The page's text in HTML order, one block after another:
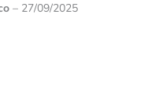
– 27/09/2025